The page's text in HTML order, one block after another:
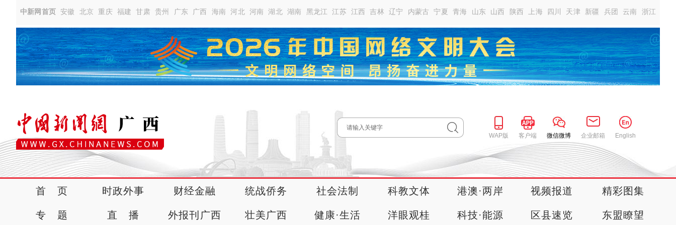
中新网首页 安徽 北京 重庆 福建 甘肃 贵州 广东 广西 海南 河北 河南 湖北 湖南 黑龙江 江苏 江西 吉林 辽宁 内蒙古 宁夏 青海 山东 山西 陕西 上海 四川 天津 新疆 兵团 云南 浙江
WAP版 客户端 微信微博 企业邮箱 English
首 页 时政外事 财经金融 统战侨务 社会法制 科教文体 港澳·两岸 视频报道 精彩图集
专 题 直 播 外报刊广西 壮美广西 健康·生活 洋眼观桂 科技·能源 区县速览 东盟瞭望